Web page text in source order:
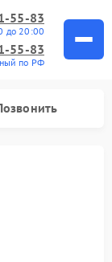
55-83
до 20:00
55-83
по РФ